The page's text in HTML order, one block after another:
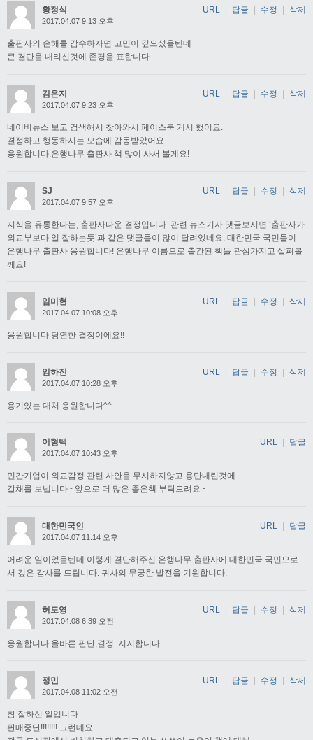
황정식
2017.04.07 9:13 오후
출판사의 손해를 감수하자면 고민이 깊으셨을텐데
큰 결단을 내리신것에 존경을 표합니다.
URL 답글 수정 삭제
김은지
2017.04.07 9:23 오후
네이버뉴스 보고 검색해서 찾아와서 페이스북 게시 했어요.
결정하고 행동하시는 모습에 감동받았어요.
응원합니다.은행나무 출판사 책 많이 사서 볼게요!
URL 답글 수정 삭제
SJ
2017.04.07 9:57 오후
지식을 유통한다는, 출판사다운 결정입니다. 관련 뉴스기사 댓글보시면 ‘출판사가
외교부보다 일 잘하는듯’과 같은 댓글들이 많이 달려있네요. 대한민국 국민들이
은행나무 출판사 응원합니다! 은행나무 이름으로 출간된 책들 관심가지고 살펴볼
께요!
URL 답글 수정 삭제
임미현
2017.04.07 10:08 오후
응원합니다 당연한 결정이에요!!
URL | 답글 | 수정 | 삭제
임하진
2017.04.07 10:28 오후
용기있는 대처 응원합니다^^
URL | 답글 | 수정 | 삭제
이형택
2017.04.07 10:43 오후
민간기업이 외교감정 관련 사안을 무시하지않고 용단내린것에
갈채를 보냅니다~ 앞으로 더 많은 좋은책 부탁드려요~
URL 답글
대한민국인
2017.04.07 11:14 오후
어려운 일이었을텐데 이렇게 결단해주신 은행나무 출판사에 대한민국 국민으로
서 깊은 감사를 드립니다. 귀사의 무궁한 발전을 기원합니다.
URL 답글
허도영
2017.04.08 6:39 오전
응원합니다.올바른 판단,결정..지지합니다
URL 답글 수정 삭제
정민
2017.04.08 11:02 오전
참 잘하신 일입니다
판매중단!!!!!!!! 그런데요…
URL | 답글 | 수정 | 삭제